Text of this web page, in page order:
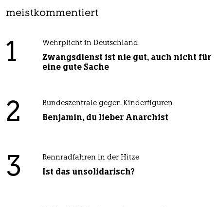
meistkommentiert
1 Wehrplicht in Deutschland
Zwangsdienst ist nie gut, auch nicht für
eine gute Sache
2 Bundeszentrale gegen Kinderfiguren
Benjamin, du lieber Anarchist
3 Rennradfahren in der Hitze
Ist das unsolidarisch?